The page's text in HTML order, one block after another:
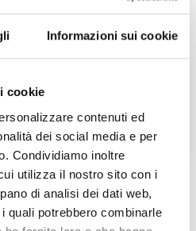
Informazioni sui cookie
cookie
contenuti ed
dei social media e per
Condividiamo inoltre
utilizza il nostro sito con i
di analisi dei dati web,
quali potrebbero combinarle
1/
ORARI